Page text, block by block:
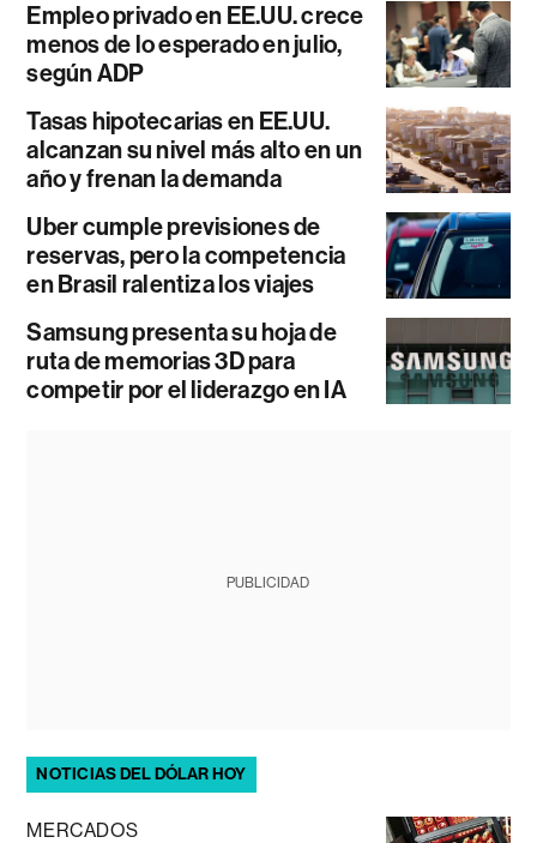
Empleo privado en EE.UU. crece
menos de lo esperado en julio,
según ADP
Tasas hipotecarias en EE.UU.
alcanzan su nivel más alto en un
año y frenan la demanda
Uber cumple previsiones de
reservas, pero la competencia
en Brasil ralentiza los viajes
Samsung presenta su hoja de
ruta de memorias 3D para
competir por el liderazgo en IA
PUBLICIDAD
NOTICIAS DEL DÓLAR HOY
MERCADOS